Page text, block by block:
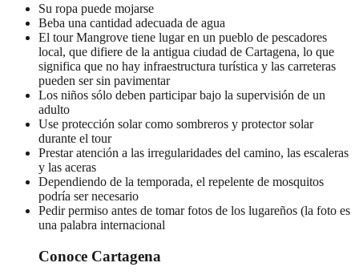
Su ropa puede mojarse
Beba una cantidad adecuada de agua
El tour Mangrove tiene lugar en un pueblo de pescadores
local, que difiere de la antigua ciudad de Cartagena, lo que
significa que no hay infraestructura turística y las carreteras
pueden ser sin pavimentar
Los niños sólo deben participar bajo la supervisión de un
adulto
Use protección solar como sombreros y protector solar
durante el tour
Prestar atención a las irregularidades del camino, las escaleras
y las aceras
Dependiendo de la temporada, el repelente de mosquitos
podría ser necesario
Pedir permiso antes de tomar fotos de los lugareños (la foto es
una palabra internacional
Conoce Cartagena